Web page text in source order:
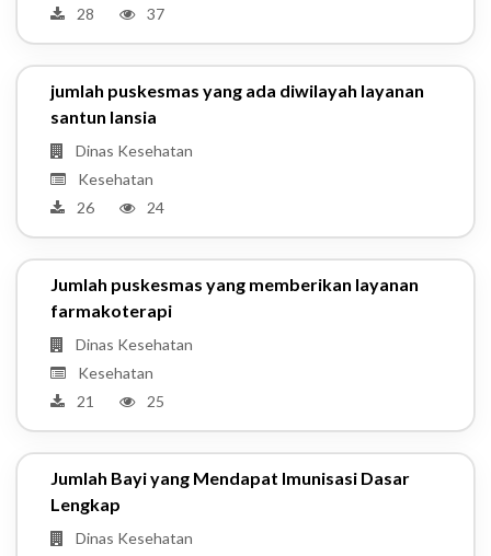
28
37
jumlah puskesmas yang ada diwilayah layanan
santun lansia
Dinas Kesehatan
Kesehatan
26
24
Jumlah puskesmas yang memberikan layanan
farmakoterapi
Dinas Kesehatan
Kesehatan
21
25
Jumlah Bayi yang Mendapat Imunisasi Dasar
Lengkap
Dinas Kesehatan